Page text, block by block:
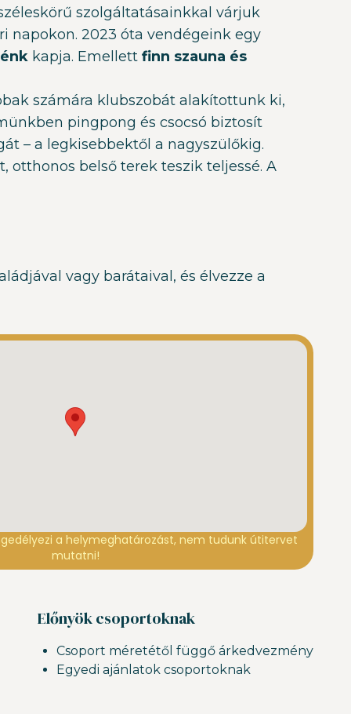
szolgáltatásainkkal várjuk
napokon. 2023 óta vendégeink egy
kapja. Emellett finn szauna és
számára klubszobát alakítottunk ki,
pingpong és csocsó biztosít
– a legkisebbektől a nagyszülőkig.
belső terek teszik teljessé. A
vagy barátaival, és élvezze a
a helymeghatározást, nem tudunk útitervet
mutatni!
Előnyök csoportoknak
Csoport méretétől függő árkedvezmény
Egyedi ajánlatok csoportoknak